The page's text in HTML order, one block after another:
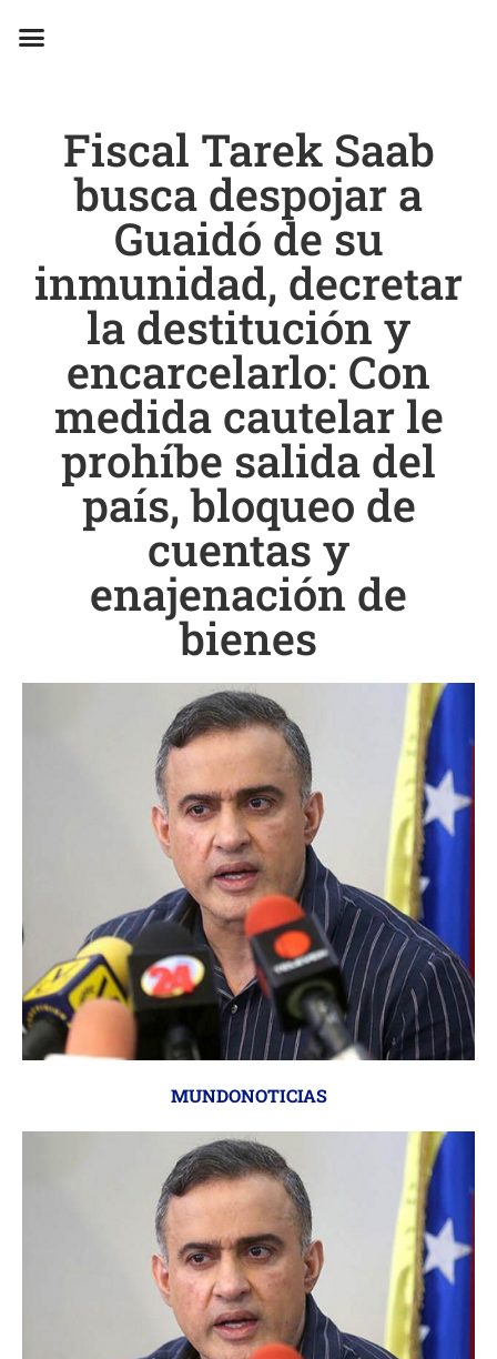
Fiscal Tarek Saab
busca despojar a
Guaidó de su
inmunidad, decretar
la destitución y
encarcelarlo: Con
medida cautelar le
prohíbe salida del
país, bloqueo de
cuentas y
enajenación de
bienes
MUNDONOTICIAS